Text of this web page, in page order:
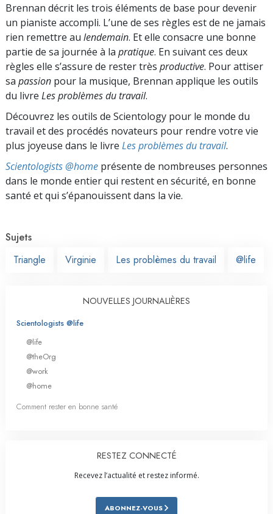
Brennan décrit les trois éléments de base pour devenir
un pianiste accompli. L’une de ses règles est de ne jamais
rien remettre au lendemain. Et elle consacre une bonne
partie de sa journée à la pratique. En suivant ces deux
règles elle s’assure de rester très productive. Pour attiser
sa passion pour la musique, Brennan applique les outils
du livre Les problèmes du travail.
Découvrez les outils de Scientology pour le monde du
travail et des procédés novateurs pour rendre votre vie
plus joyeuse dans le livre Les problèmes du travail.
Scientologists @home présente de nombreuses personnes
dans le monde entier qui restent en sécurité, en bonne
santé et qui s’épanouissent dans la vie.
Sujets
Triangle
Virginie Les problèmes du travail @life
NOUVELLES JOURNALIÈRES
Scientologists @life
@life
@theOrg
@work
@home
Comment rester en bonne santé
RESTEZ CONNECTÉ
Recevez l’actualité et restez informé.
ABONNEZ-VOUS